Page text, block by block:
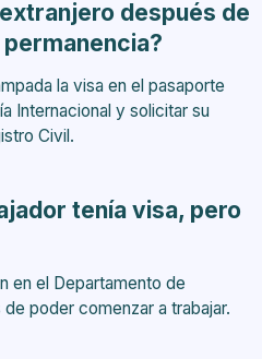
después de
la visa en el pasaporte
Internacional y solicitar su
Civil.
tenía visa, pero
en el Departamento de
poder comenzar a trabajar.